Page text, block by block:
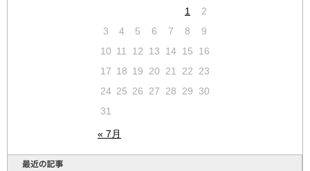
« 7月
1
2
3
4 5 6 7 8
9
10 11 12 13 14 15
16
17 18 19 20 21 22
23
24 25 26 27 28 29
30
31